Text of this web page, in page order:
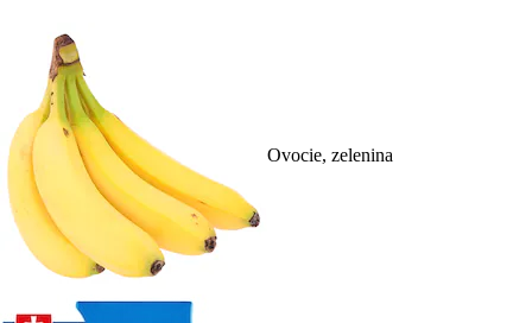
Ovocie, zelenina